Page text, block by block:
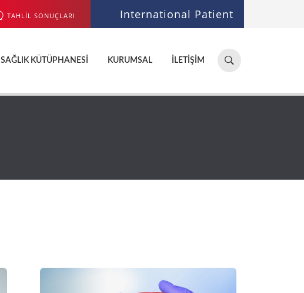
TAHLİL SONUÇLARI International Patient
Hastane,
doktor,
ara...
SAĞLIK KÜTÜPHANESI KURUMSAL İLETIŞIM